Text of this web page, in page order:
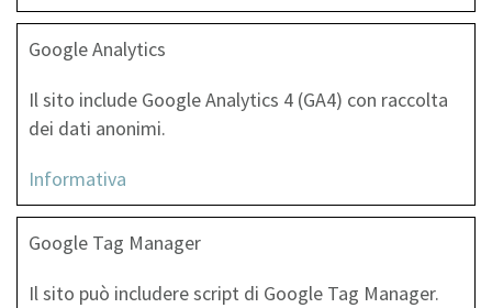
G‌oogle Analytics
I‌l sito include Google Analytics 4 (GA4) con raccolta
dei dati anonimi.
Informativa
G‌oogle Tag Manager
I‌l sito può includere script di Google Tag Manager.